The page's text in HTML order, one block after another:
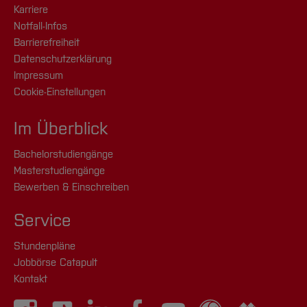
Karriere
Notfall-Infos
Barrierefreiheit
Datenschutzerklärung
Impressum
Cookie-Einstellungen
Im Überblick
Bachelorstudiengänge
Masterstudiengänge
Bewerben & Einschreiben
Service
Stundenpläne
Jobbörse Catapult
Kontakt